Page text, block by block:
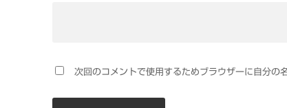
次回のコメントで使用するためブラウザーに自分の